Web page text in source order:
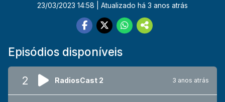
23/03/2023 14:58 | Atualizado há 3 anos atrás
Episódios disponíveis
2 RadiosCast 2 3 anos atrás